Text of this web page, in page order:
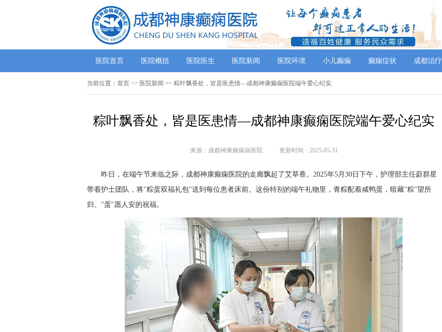
医院首页 医院概括 医院医生 医院新闻 医院环境 小儿癫痫 癫痫症状 成都治疗
当前位置： 首页 >> 医院新闻 >> 粽叶飘香处，皆是医患情—成都神康癫痫医院端午爱心纪实
粽叶飘香处，皆是医患情—成都神康癫痫医院端午爱心纪实
来源：成都神康癫痫病医院 更新时间：2025-05-31
昨日，在端午节来临之际，成都神康癫痫医院的走廊飘起了艾草香。2025年5月30日下午，护理部主任蔚群星
带着护士团队，将"粽蛋双福礼包"送到每位患者床前。这份特别的端午礼物里，青粽配着咸鸭蛋，暗藏"粽"望所
归、"蛋"愿人安的祝福。